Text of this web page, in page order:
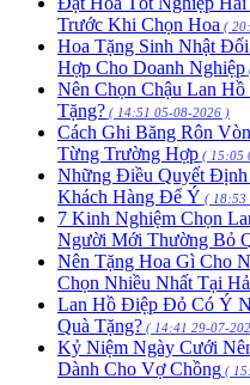
Trước Khi Chọn Hoa (
Hoa Tặng Sinh Nhật
Hợp Cho Doanh Nghiệp
Nên Chọn Chậu Lan
Tặng? ( 14:51 05-08-2026 )
Cách Ghi Băng Rôn
Từng Trường Hợp ( 15:05
Những Điều Quyết Định
Khách Hàng Để Ý ( 18:53
7 Kinh Nghiệm Chọn
Người Mới Thường Bỏ
Nên Tặng Hoa Gì Cho
Chọn Nhiều Nhất Tại
Lan Hồ Điệp Đỏ Có Ý
Quà Tặng? ( 14:41 29-07-
Kỷ Niệm Ngày Cưới
Dành Cho Vợ Chồng (